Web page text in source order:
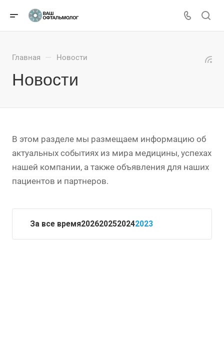
Главная — Новости
Новости
В этом разделе мы размещаем информацию об
актуальных событиях из мира медицины, успехах
нашей компании, а также объявления для наших
пациентов и партнеров.
За все время2026202520242023